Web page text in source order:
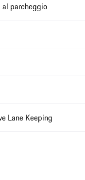
al parcheggio
Lane Keeping